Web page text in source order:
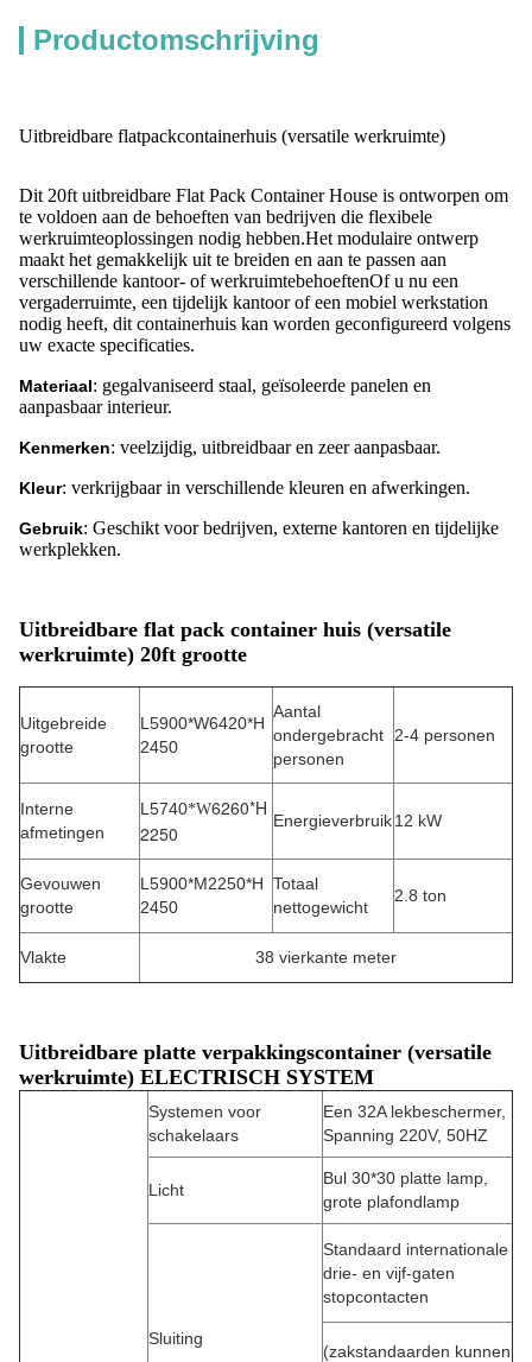
Productomschrijving
Uitbreidbare flatpackcontainerhuis (versatile werkruimte)
Dit 20ft uitbreidbare Flat Pack Container House is ontworpen om
te voldoen aan de behoeften van bedrijven die flexibele
werkruimteoplossingen nodig hebben.Het modulaire ontwerp
maakt het gemakkelijk uit te breiden en aan te passen aan
verschillende kantoor- of werkruimtebehoeftenOf u nu een
vergaderruimte, een tijdelijk kantoor of een mobiel werkstation
nodig heeft, dit containerhuis kan worden geconfigureerd volgens
uw exacte specificaties.
Materiaal: gegalvaniseerd staal, geïsoleerde panelen en
aanpasbaar interieur.
Kenmerken: veelzijdig, uitbreidbaar en zeer aanpasbaar.
Kleur: verkrijgbaar in verschillende kleuren en afwerkingen.
Gebruik: Geschikt voor bedrijven, externe kantoren en tijdelijke
werkplekken.
Uitbreidbare flat pack container huis (versatile
werkruimte) 20ft grootte
Uitgebreide
grootte
L5900*W6420*H
2450
Aantal
ondergebracht
personen
2-4 personen
Interne
afmetingen
L5740*W6260*H
2250
Energieverbruik12 kW
Gevouwen
grootte
L5900*M2250*H
2450
Totaal
nettogewicht
2.8 ton
Vlakte 38 vierkante meter
Uitbreidbare platte verpakkingscontainer (versatile
werkruimte) ELECTRISCH SYSTEM
Systemen voor
schakelaars
Een 32A lekbeschermer,
Spanning 220V, 50HZ
Licht
Bul 30*30 platte lamp,
grote plafondlamp
Sluiting
Standaard internationale
drie- en vijf-gaten
stopcontacten
(zakstandaarden kunnen